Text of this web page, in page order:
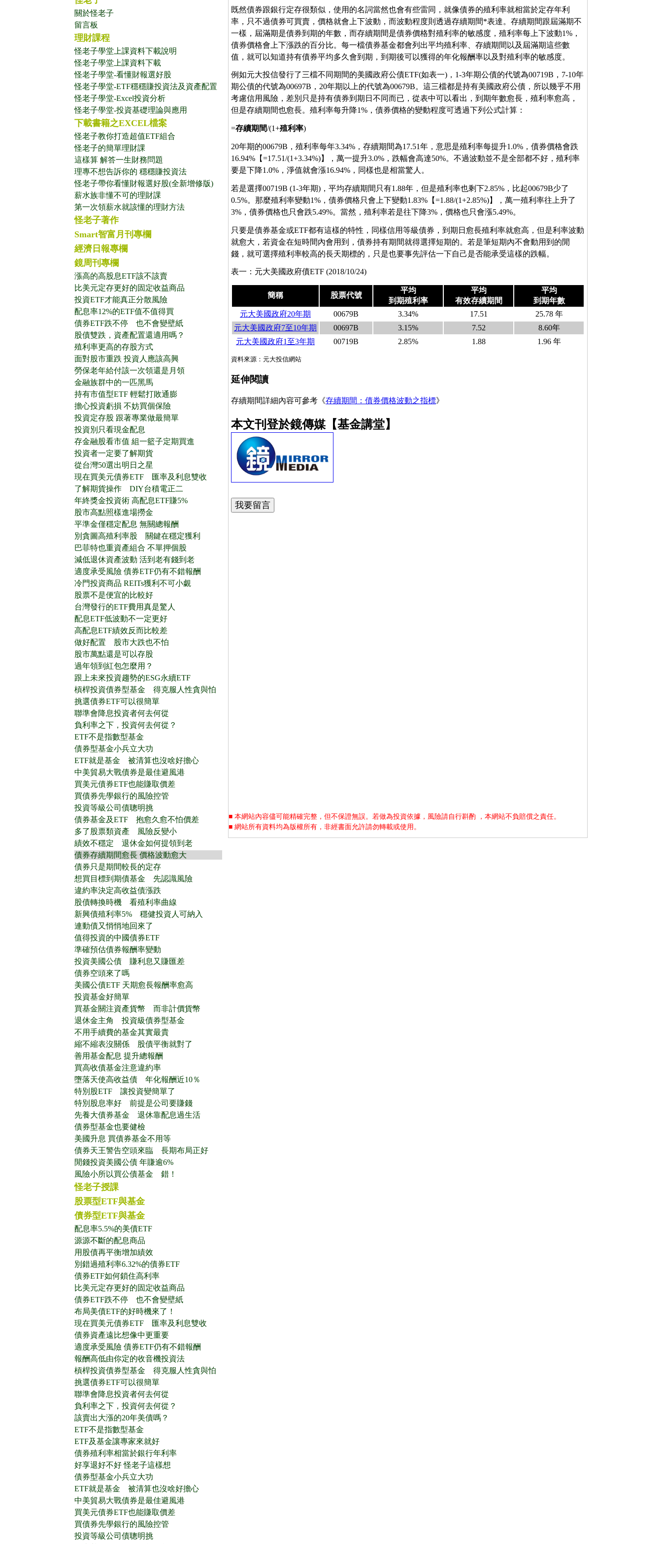
關於怪老子
留言板
理財課程
怪老子學堂上課資料下載說明
怪老子學堂上課資料下載
怪老子學堂-看懂財報選好股
怪老子學堂-ETF穩穩賺投資法及資產配置
怪老子學堂-Excel投資分析
怪老子學堂-投資基礎理論與應用
下載書籍之EXCEL檔案
怪老子教你打造超值ETF組合
怪老子的簡單理財課
這樣算 解答一生財務問題
理專不想告訴你的 穩穩賺投資法
怪老子帶你看懂財報選好股(全新增修版)
薪水族非懂不可的理財課
第一次領薪水就該懂的理財方法
怪老子著作
Smart智富月刊專欄
經濟日報專欄
鏡周刊專欄
漲高的高股息ETF該不該賣
比美元定存更好的固定收益商品
投資ETF才能真正分散風險
配息率12%的ETF值不值得買
債券ETF跌不停 也不會變壁紙
股債雙跌，資產配置還適用嗎？
殖利率更高的存股方式
面對股市重跌 投資人應該高興
勞保老年給付該一次領還是月領
金融族群中的一匹黑馬
持有市值型ETF 輕鬆打敗通膨
擔心投資虧損 不妨買個保險
投資定存股 跟著專業做最簡單
投資別只看現金配息
存金融股看市值 組一籃子定期買進
投資者一定要了解期貨
從台灣50選出明日之星
現在買美元債券ETF 匯率及利息雙收
了解期貨操作 DIY台積電正二
年終獎金投資術 高配息ETF賺5%
股市高點照樣進場撈金
平準金僅穩定配息 無關總報酬
別貪圖高殖利率股 關鍵在穩定獲利
巴菲特也重資產組合 不單押個股
減低退休資產波動 活到老有錢到老
適度承受風險 債券ETF仍有不錯報酬
冷門投資商品 REITs獲利不可小覷
股票不是便宜的比較好
台灣發行的ETF費用真是驚人
配息ETF低波動不一定更好
高配息ETF績效反而比較差
做好配置 股市大跌也不怕
股市萬點還是可以存股
過年領到紅包怎麼用？
跟上未來投資趨勢的ESG永續ETF
槓桿投資債券型基金 得克服人性貪與怕
挑選債券ETF可以很簡單
聯準會降息投資者何去何從
負利率之下，投資何去何從？
ETF不是指數型基金
債券型基金小兵立大功
ETF就是基金 被清算也沒啥好擔心
中美貿易大戰債券是最佳避風港
買美元債券ETF也能賺取價差
買債券先學銀行的風險控管
投資等級公司債聰明挑
債券基金及ETF 抱愈久愈不怕價差
多了股票類資產 風險反變小
績效不穩定 退休金如何提領到老
債券存續期間愈長 價格波動愈大
債券只是期間較長的定存
想買目標到期債基金 先認識風險
違約率決定高收益債漲跌
股債轉換時機 看殖利率曲線
新興債殖利率5% 穩健投資人可納入
連動債又悄悄地回來了
值得投資的中國債券ETF
準確預估債券報酬率變動
投資美國公債 賺利息又賺匯差
債券空頭來了嗎
美國公債ETF 天期愈長報酬率愈高
投資基金好簡單
買基金關注資產貨幣 而非計價貨幣
退休金主角 投資級債券型基金
不用手續費的基金其實最貴
縮不縮表沒關係 股債平衡就對了
善用基金配息 提升總報酬
買高收債基金注意違約率
墮落天使高收益債 年化報酬近10％
特別股ETF 讓投資變簡單了
特別股息率好 前提是公司要賺錢
先養大債券基金 退休靠配息過生活
債券型基金也要健檢
美國升息 買債券基金不用等
債券天王警告空頭來臨 長期布局正好
閒錢投資美國公債 年賺逾6%
風險小所以買公債基金 錯！
怪老子授課
股票型ETF與基金
債券型ETF與基金
配息率5.5%的美債ETF
源源不斷的配息商品
用股債再平衡增加績效
別錯過殖利率6.32%的債券ETF
債券ETF如何鎖住高利率
比美元定存更好的固定收益商品
債券ETF跌不停 也不會變壁紙
布局美債ETF的好時機來了！
現在買美元債券ETF 匯率及利息雙收
債券資產遠比想像中更重要
適度承受風險 債券ETF仍有不錯報酬
報酬高低由你定的收音機投資法
槓桿投資債券型基金 得克服人性貪與怕
挑選債券ETF可以很簡單
聯準會降息投資者何去何從
負利率之下，投資何去何從？
該賣出大漲的20年美債嗎？
ETF不是指數型基金
ETF及基金讓專家來就好
債券殖利率相當於銀行年利率
好享退好不好 怪老子這樣想
債券型基金小兵立大功
ETF就是基金 被清算也沒啥好擔心
中美貿易大戰債券是最佳避風港
買美元債券ETF也能賺取價差
買債券先學銀行的風險控管
投資等級公司債聰明挑
既然債券跟銀行定存很類似，使用的名詞當然也會有些雷同，就像債券的殖利率就相當於定存年利
率，只不過債券可買賣，價格就會上下波動，而波動程度則透過存續期間*表達。存續期間跟屆滿期不
一樣，屆滿期是債券到期的年數，而存續期間是債券價格對殖利率的敏感度，殖利率每上下波動1%，
債券價格會上下漲跌的百分比。每一檔債券基金都會列出平均殖利率、存續期間以及屆滿期這些數
值，就可以知道持有債券平均多久會到期，到期後可以獲得的年化報酬率以及對殖利率的敏感度。
例如元大投信發行了三檔不同期間的美國政府公債ETF(如表一)，1-3年期公債的代號為00719B，7-10年
期公債的代號為00697B，20年期以上的代號為00679B。這三檔都是持有美國政府公債，所以幾乎不用
考慮信用風險，差別只是持有債券到期日不同而已，從表中可以看出，到期年數愈長，殖利率愈高，
但是存續期間也愈長。殖利率每升降1%，債券價格的變動程度可透過下列公式計算：
=存續期間/(1+殖利率)
20年期的00679B，殖利率每年3.34%，存續期間為17.51年，意思是殖利率每提升1.0%，債券價格會跌
16.94%【=17.51/(1+3.34%)】，萬一提升3.0%，跌幅會高達50%。不過波動並不是全部都不好，殖利率
要是下降1.0%，淨值就會漲16.94%，同樣也是相當驚人。
若是選擇00719B (1-3年期)，平均存續期間只有1.88年，但是殖利率也剩下2.85%，比起00679B少了
0.5%。那麼殖利率變動1%，債券價格只會上下變動1.83%【=1.88/(1+2.85%)】，萬一殖利率往上升了
3%，債券價格也只會跌5.49%。當然，殖利率若是往下降3%，價格也只會漲5.49%。
只要是債券基金或ETF都有這樣的特性，同樣信用等級債券，到期日愈長殖利率就愈高，但是利率波動
就愈大，若資金在短時間內會用到，債券持有期間就得選擇短期的。若是筆短期內不會動用到的閒
錢，就可選擇殖利率較高的長天期標的，只是也要事先評估一下自己是否能承受這樣的跌幅。
表一：元大美國政府債ETF (2018/10/24)
簡稱 股票代號
平均
到期殖利率
平均
有效存續期間
平均
到期年數
元大美國政府20年期
00679B 3.34% 17.51
25.78 年
元大美國政府7至10年期
00697B 3.15% 7.52
8.60年
元大美國政府1至3年期
00719B 2.85% 1.88 1.96 年
資料來源：元大投信網站
延伸閱讀
存續期間詳細內容可參考《存續期間：債券價格波動之指標》
本文刊登於鏡傳媒【基金講堂】
■ 本網站內容儘可能精確完整，但不保證無誤。若做為投資依據，風險請自行斟酌 ，本網站不負賠償之責任。
■ 網站所有資料均為版權所有，非經書面允許請勿轉載或使用。